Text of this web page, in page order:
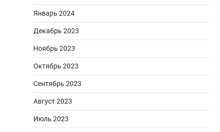
Январь 2024
Декабрь 2023
Ноябрь 2023
Октябрь 2023
Сентябрь 2023
Август 2023
Июль 2023